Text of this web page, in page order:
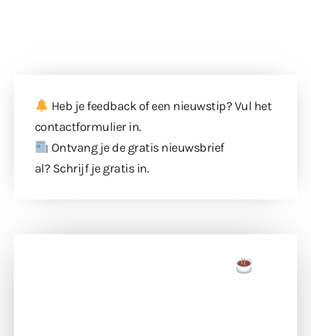
Heb je feedback of een nieuwstip? Vul het
contactformulierin.
Ontvang je de gratis nieuwsbrief
al? Schrijf je gratis in.